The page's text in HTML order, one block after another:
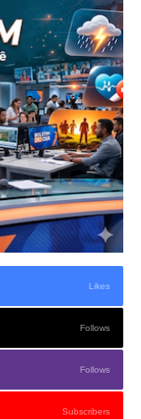
Likes
Follows
Follows
Subscribers